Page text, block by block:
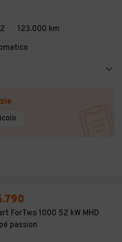
123.000 km
ForTwo 1000 52 kW MHD
passion